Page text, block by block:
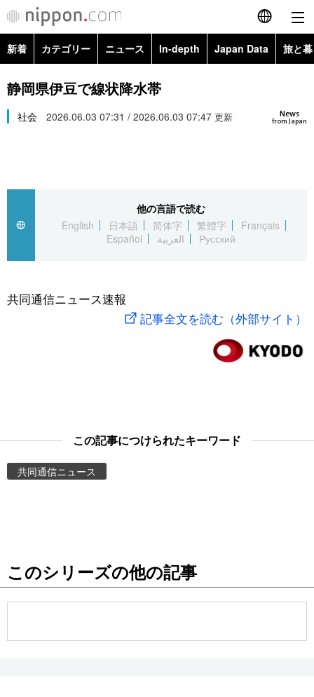
English
繁體字
العربية
社会
旅と暮らし
東京
新着 カテゴリー ニュース In-depth Japan Data 旅と
政治・外交
経済・ビジネス
社会
文化
科学・技術
暮らし
Images
お知らせ
静岡県伊豆で線状降水帯
News
from Japan
社会 2026.06.03 07:31 / 2026.06.03 07:47 更新
他の言語で読む
English
日本語 简体字 繁體字
Français
Español
العربية Русский
共同通信ニュース速報
記事全文を読む（外部サイト）
この記事につけられたキーワード
共同通信ニュース
このシリーズの他の記事